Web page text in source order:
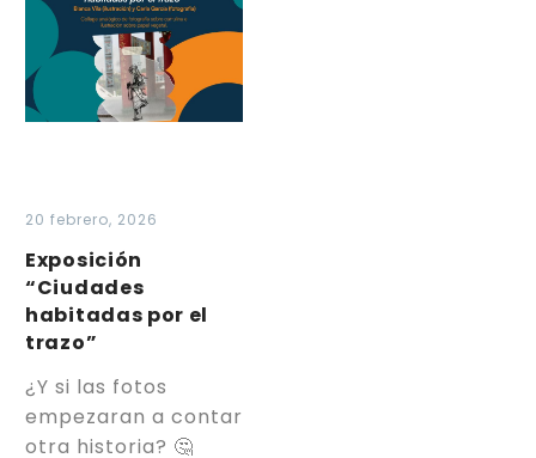
habitadas
por
el
trazo”
20 febrero, 2026
Exposición
“Ciudades
habitadas por el
trazo”
¿Y si las fotos
empezaran a contar
otra historia? 🤔